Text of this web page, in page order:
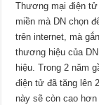
Thương mại điện tử
miền mà DN chọn
trên internet, mà
thương hiệu của
hiệu. Trong 2 năm
điện tử đã tăng lên
này sẽ còn cao